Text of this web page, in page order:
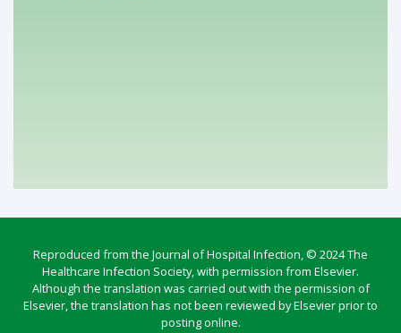
Reproduced from the Journal of Hospital Infection, © 2024 The
Healthcare Infection Society, with permission from Elsevier.
Although the translation was carried out with the permission of
Elsevier, the translation has not been reviewed by Elsevier prior to
posting online.